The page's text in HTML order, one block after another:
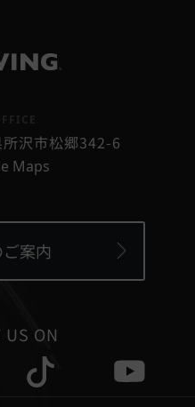
沢市松郷342-6
Maps
案内
US ON